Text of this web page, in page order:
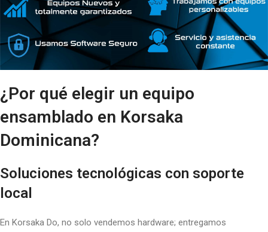
¿Por qué elegir un equipo
ensamblado en Korsaka
Dominicana?
Soluciones tecnológicas con soporte
local
En Korsaka Do, no solo vendemos hardware; entregamos